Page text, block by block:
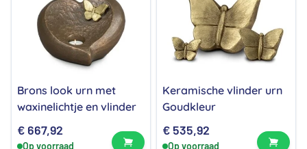
Brons look urn met
waxinelichtje en vlinder
€ 667,92
Op voorraad Bekijk product
Keramische vlinder urn
Goudkleur
€ 535,92
Op voorraad